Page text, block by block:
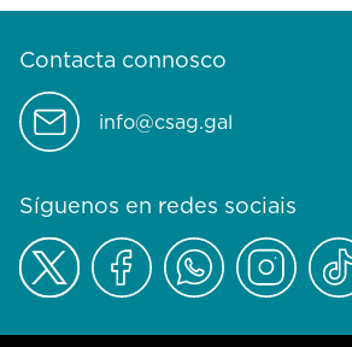
Contacta connosco
info@csag.gal
Síguenos en redes sociais